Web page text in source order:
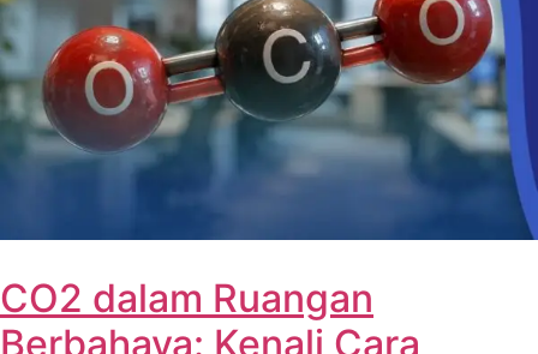
CO2 dalam Ruangan
Berbahaya: Kenali Cara